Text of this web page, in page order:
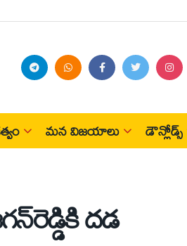
మన విజయాలు డౌన్లోడ్స్
దడ